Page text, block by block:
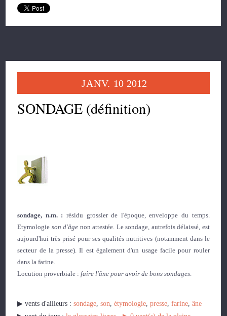
JANV. 10 2012
SONDAGE (définition)
sondage, n.m. : résidu grossier de l'époque, enveloppe du temps.
Etymologie son d'âge non attestée. Le sondage, autrefois délaissé, est
aujourd'hui très prisé pour ses qualités nutritives (notamment dans le
secteur de la presse). Il est également d'un usage facile pour rouler
dans la farine.
Locution proverbiale :faire l'âne pour avoir de bons sondages.
▶︎ vents d'ailleurs :sondage,son,étymologie,presse,farine,âne